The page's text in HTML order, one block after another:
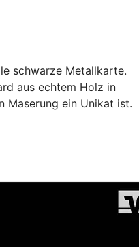
schwarze Metallkarte.
aus echtem Holz in
Maserung ein Unikat ist.